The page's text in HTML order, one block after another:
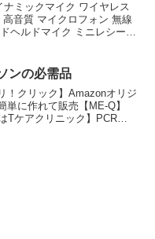
ナミックマイク ワイヤレス
高音質 マイクロフォン 無線
ヘルドマイク ミニレシーバ
08...
ンの必需品
！クリック】Amazonオリジ
単に作れて販売【ME-Q】
Tケアクリニック】PCR検